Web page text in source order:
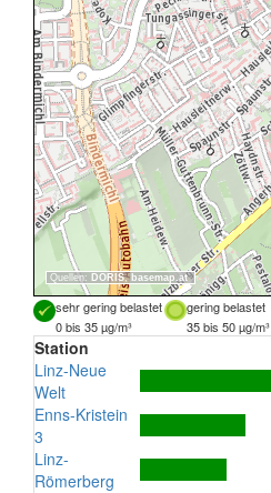
Quellen: DORIS, basemap.at
sehr gering belastet gering belastet
0 bis 35 µg/m³
35 bis 50 µg/m³
Station
Linz-Neue
Welt
Enns-Kristein
3
Linz-
Römerberg